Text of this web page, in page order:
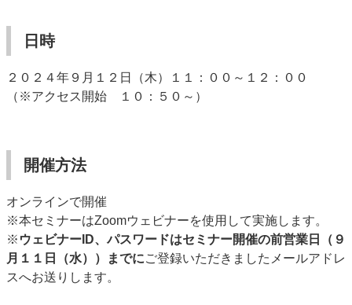
日時
２０２４年９月１２日（木）１１：００～１２：００
（※アクセス開始 １０：５０～）
開催方法
オンラインで開催
※本セミナーはZoomウェビナーを使用して実施します。
※ ウェビナーID、パスワードはセミナー開催の前営業日（９
月１１日（水））までにご登録いただきましたメールアドレ
スへお送りします。